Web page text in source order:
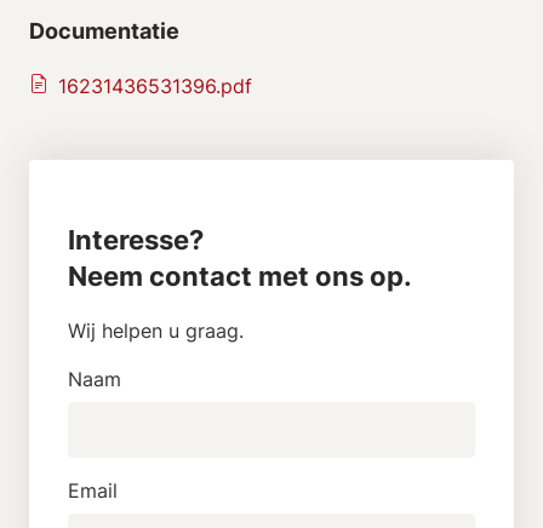
Documentatie
16231436531396.pdf
Interesse?
Neem contact met ons op.
Wij helpen u graag.
Naam
Email